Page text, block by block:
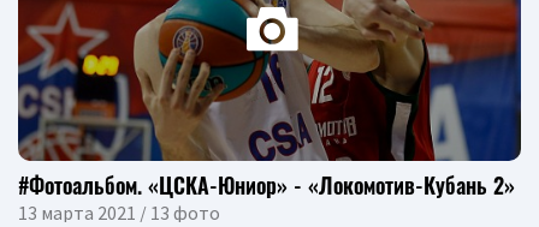
#Фотоальбом. «ЦСКА-Юниор» - «Локомотив-Кубань 2»
13 марта 2021 / 13 фото